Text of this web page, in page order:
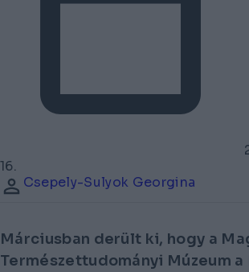
16.
Csepely-Sulyok Georgina
Márciusban derült ki, hogy a
Természettudományi Múzeum a